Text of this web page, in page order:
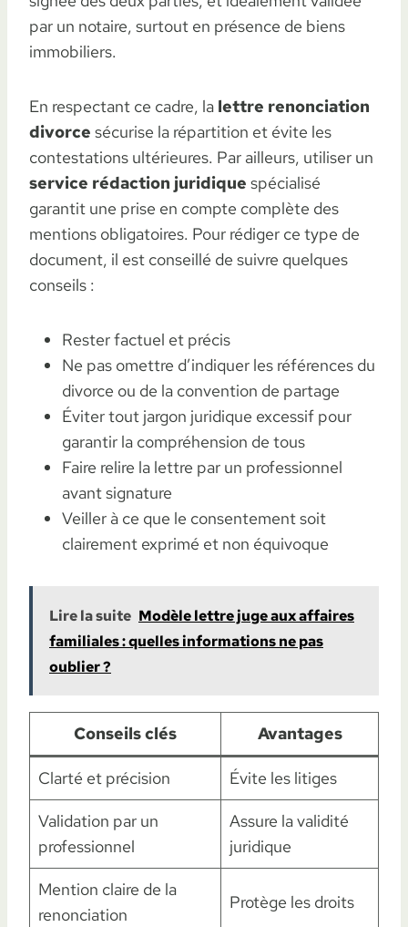
par un notaire, surtout en présence de biens
immobiliers.
En respectant ce cadre, la lettre renonciation
divorce sécurise la répartition et évite les
contestations ultérieures. Par ailleurs, utiliser un
service rédaction juridique spécialisé
garantit une prise en compte complète des
mentions obligatoires. Pour rédiger ce type de
document, il est conseillé de suivre quelques
conseils :
Rester factuel et précis
Ne pas omettre d’indiquer les références du
divorce ou de la convention de partage
Éviter tout jargon juridique excessif pour
garantir la compréhension de tous
Faire relire la lettre par un professionnel
avant signature
Veiller à ce que le consentement soit
clairement exprimé et non équivoque
Lire la suite Modèle lettre juge aux affaires
familiales : quelles informations ne pas
oublier ?
Conseils clés Avantages
Clarté et précision Évite les litiges
Validation par un
professionnel
Assure la validité
juridique
Mention claire de la
renonciation
Protège les droits